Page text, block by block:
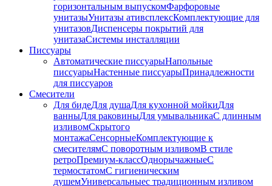
горизонтальным выпускомФарфоровые
унитазыУнитазы ативсплексКомплектующие для
унитазовДиспенсеры покрытий для
унитазаСистемы инсталляции
Писсуары
Автоматические писсуарыНапольные
писсуарыНастенные писсуарыПринадлежности
для писсуаров
Смесители
Для бидеДля душаДля кухонной мойкиДля
ванныДля раковиныДля умывальникаС длинным
изливомСкрытого
монтажаСенсорныеКомплектующие к
смесителямС поворотным изливомВ стиле
ретроПремиум-классОднорычажныеС
термостатомС гигиеническим
душемУниверсальныес традиционным изливом